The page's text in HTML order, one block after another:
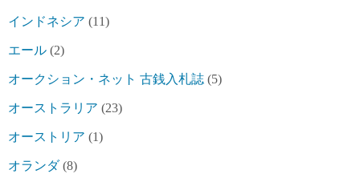
インドネシア (11)
エール (2)
オークション・ネット 古銭入札誌 (5)
オーストラリア (23)
オーストリア (1)
オランダ(8)